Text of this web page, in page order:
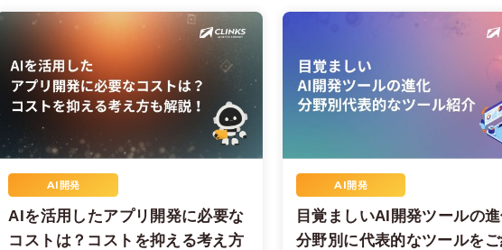
AI開発
AIを活用したアプリ開発に必要な
コストは？コストを抑える考え方
AI開発
目覚ましいAI開発ツールの進
分野別に代表的なツールを